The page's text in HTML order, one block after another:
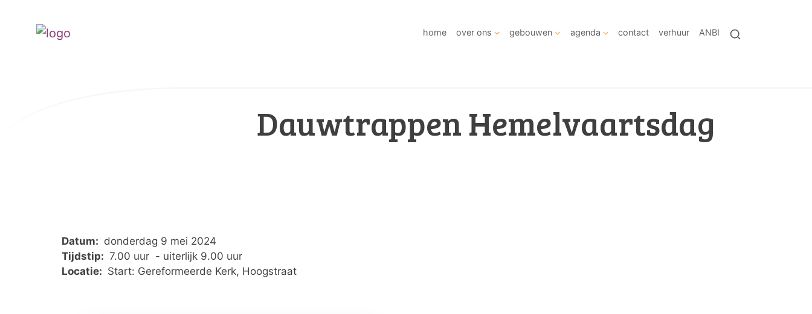
home over ons gebouwen agenda contact verhuur ANBI
Dauwtrappen Hemelvaartsdag
Datum: donderdag 9 mei 2024
Tijdstip: 7.00 uur - uiterlijk 9.00 uur
Locatie: Start: Gereformeerde Kerk, Hoogstraat